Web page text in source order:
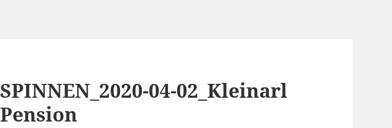
SPINNEN_2020-04-02_Kleinarl
Pension